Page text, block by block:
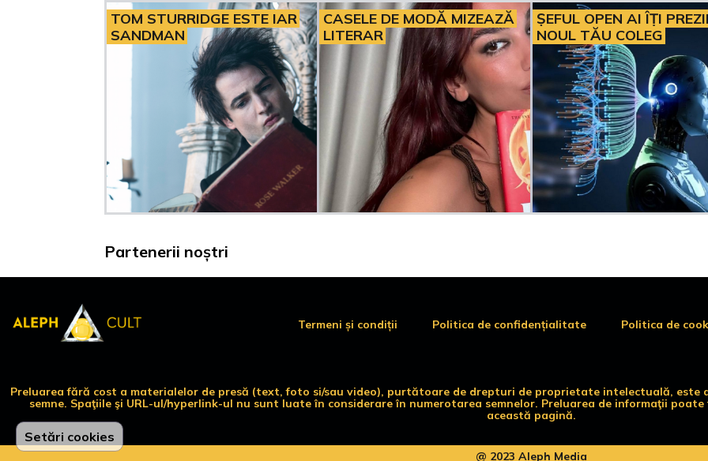
TOM STURRIDGE ESTE IAR
SANDMAN
CASELE DE MODĂ MIZEAZĂ
LITERAR
ȘEFUL OPEN AI ÎȚI
NOUL TĂU COLEG
Partenerii noștri
Setări cookies
Termeni și condiții Politica de confidențialitate Politica de
Preluarea fără cost a materialelor de presă (text, foto si/sau video), purtătoare de drepturi de proprietate intelectuală,
semne. Spaţiile şi URL-ul/hyperlink-ul nu sunt luate în considerare în numerotarea semnelor. Preluarea de informaţii
această pagină.
@ 2023 Aleph Media